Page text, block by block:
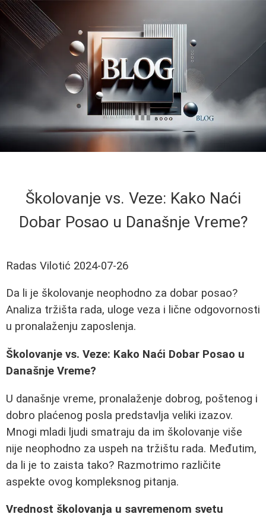
Školovanje vs. Veze: Kako Naći
Dobar Posao u Današnje Vreme?
Radas Vilotić 2024-07-26
Da li je školovanje neophodno za dobar posao?
Analiza tržišta rada, uloge veza i lične odgovornosti
u pronalaženju zaposlenja.
Školovanje vs. Veze: Kako Naći Dobar Posao u
Današnje Vreme?
U današnje vreme, pronalaženje dobrog, poštenog i
dobro plaćenog posla predstavlja veliki izazov.
Mnogi mladi ljudi smatraju da im školovanje više
nije neophodno za uspeh na tržištu rada. Međutim,
da li je to zaista tako? Razmotrimo različite
aspekte ovog kompleksnog pitanja.
Vrednost školovanja u savremenom svetu